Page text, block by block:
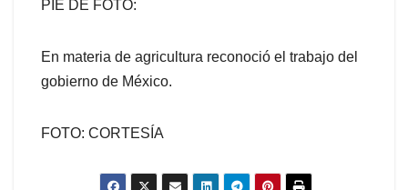
PIE DE FOTO:
En materia de agricultura reconoció el trabajo del
gobierno de México.
FOTO: CORTESÍA